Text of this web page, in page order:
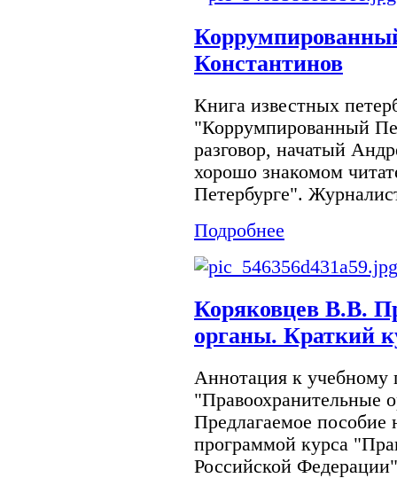
Константинов
Книга известных
"Коррумпированный
разговор, начатый
хорошо знакомом
Петербурге".
Подробнее
Коряковцев В.В.
органы. Краткий
Аннотация к учебному
"Правоохранительные
Предлагаемое пособие
программой курса
Российской